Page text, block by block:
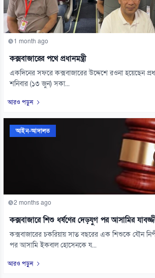
1 month ago
কক্সবাজারের পথে প্রধানমন্ত্রী
একদিনের সফরে কক্সবাজারের উদ্দেশে রওনা হয়েছেন
শনিবার (১৩ জুন) সকা...
আরও পড়ুন
আইন-আদালত
2 months ago
কক্সবাজারে শিশু ধর্ষণের দেড়যুগ পর আসামির
কক্সবাজারের চকরিয়ায় সাত বছরের এক শিশুকে যৌন
পর আসামি ইকবাল হোসেনকে য...
আরও পড়ুন